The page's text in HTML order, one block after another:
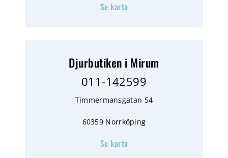
Se karta
Djurbutiken i Mirum
011-142599
Timmermansgatan 54
60359 Norrköping
Se karta